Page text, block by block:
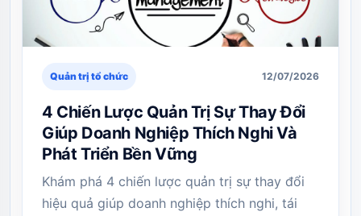
Quản trị tổ chức 12/07/2026
4 Chiến Lược Quản Trị Sự Thay Đổi
Giúp Doanh Nghiệp Thích Nghi Và
Phát Triển Bền Vững
Khám phá 4 chiến lược quản trị sự thay đổi
hiệu quả giúp doanh nghiệp thích nghi, tái